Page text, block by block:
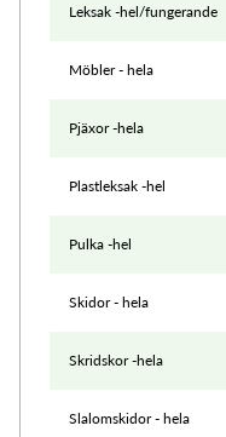
Leksak -hel/fungerande
Möbler - hela
Pjäxor -hela
Plastleksak -hel
Pulka -hel
Skidor - hela
Skridskor -hela
Slalomskidor - hela